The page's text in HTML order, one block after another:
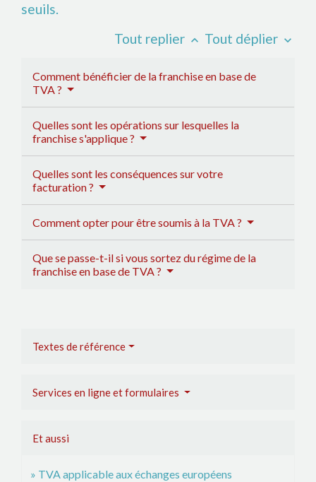
seuils.
Tout replier keyboard_arrow_up Tout déplier keyboard_arrow_down
Comment bénéficier de la franchise en base de
TVA ?
Quelles sont les opérations sur lesquelles la
franchise s'applique ?
Quelles sont les conséquences sur votre
facturation ?
Comment opter pour être soumis à la TVA ?
Que se passe-t-il si vous sortez du régime de la
franchise en base de TVA ?
Textes de référence
Services en ligne et formulaires
Et aussi
TVA applicable aux échanges européens